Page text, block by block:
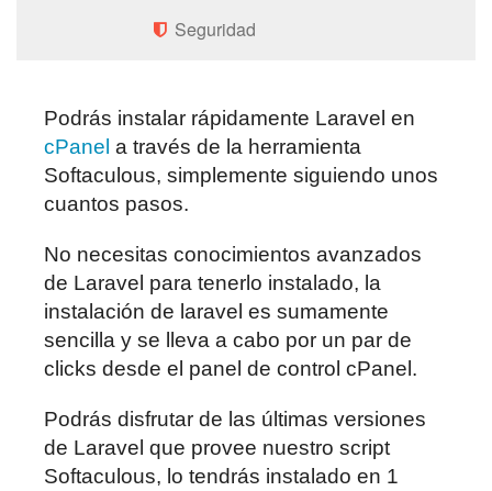
Seguridad
Podrás instalar rápidamente Laravel en
cPanel a través de la herramienta
Softaculous, simplemente siguiendo unos
cuantos pasos.
No necesitas conocimientos avanzados
de Laravel para tenerlo instalado, la
instalación de laravel es sumamente
sencilla y se lleva a cabo por un par de
clicks desde el panel de control cPanel.
Podrás disfrutar de las últimas versiones
de Laravel que provee nuestro script
Softaculous, lo tendrás instalado en 1